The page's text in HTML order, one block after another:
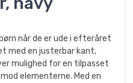
når de er ude i efteråret
med en justerbar kant,
mulighed for en tilpasset
elementerne. Med en